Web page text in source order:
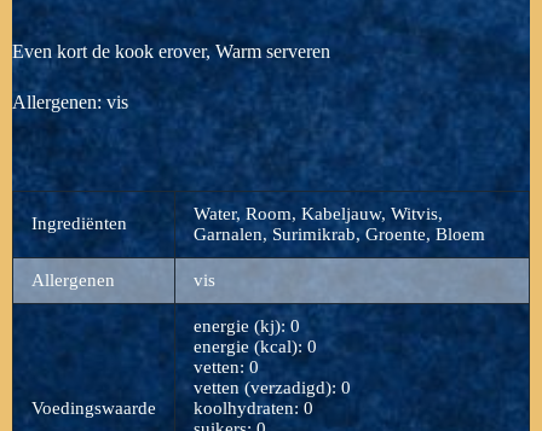
Even kort de kook erover, Warm serveren
Allergenen: vis
Ingrediënten
Water, Room, Kabeljauw, Witvis,
Garnalen, Surimikrab, Groente, Bloem
Allergenen vis
Voedingswaarde
energie (kj): 0
energie (kcal): 0
vetten: 0
vetten (verzadigd): 0
koolhydraten: 0